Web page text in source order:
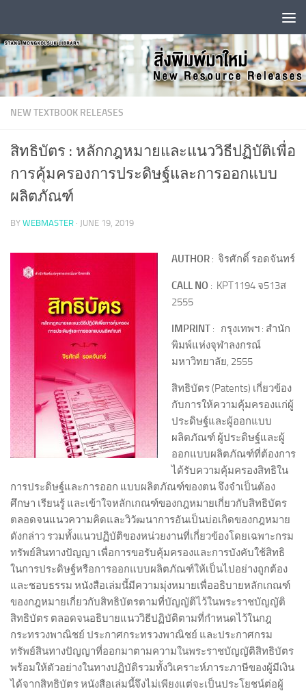
NEW TEXTBOOK RELEASES
สิทธิบัตร : หลักกฎหมายและแนววิธีปฏิบัติเพื่อ
การคุ้มครองการประดิษฐ์และการออกแบบ
ผลิตภัณฑ์
BY WEBMASTER · JUNE 19, 2019
AUTHOR : จิรศักดิ์ รอดจันทร์
CALL NO : KPT1194 จ513ส
2555
IMPRINT : กรุงเทพฯ : สำนัก
พิมพ์แห่งจุฬาลงกรณ์
มหาวิทยาลัย, 2555
สิทธิบัตร (Patents) เกี่ยวข้อง
กับการให้ความคุ้มครองแก่ผู้
ประดิษฐ์และผู้ออกแบบ
ผลิตภัณฑ์ ผู้ประดิษฐ์และผู้
ออกแบบผลิตภัณฑ์ที่ต้องการ
ได้รับความคุ้มครองสิทธิใน
การประดิษฐ์และการออก แบบผลิตภัณฑ์ของตน จึงจำเป็นต้อง
ศึกษา เรียนรู้ และเข้าใจหลักเกณฑ์ของกฎหมายเกี่ยวกับสิทธิบัตร
ตลอดจนแนวความคิดและวิวัฒนาการอันเป็นบ่อเกิดของกฎหมาย
ดังกล่าว รวมทั้งแนวปฏิบัติของหน่วยงานที่เกี่ยวข้องโดยเฉพาะกรม
ทรัพย์สินทางปัญญา เพื่อการขอรับคุ้มครองและการบังคับใช้สิทธิ
ในการประดิษฐ์หรือการออกแบบผลิตภัณฑ์ให้เป็นไปอย่างถูกต้อง
และชอบธรรม หนังสือเล่มนี้มีความมุ่งหมายเพื่ออธิบายหลักเกณฑ์
ของกฎหมายเกี่ยวกับสิทธิบัตรตามที่บัญญัติไว้ในพระราชบัญญัติ
สิทธิบัตร ตลอดจนอธิบายแนววิธีปฏิบัติตามที่กำหนดไว้ในกฎ
กระทรวงพาณิชย์ ประกาศกระทรวงพาณิชย์ และประกาศกรม
ทรัพย์สินทางปัญญาที่ออกมาตามความในพระราชบัญญัติสิทธิบัตร
พร้อมให้ตัวอย่างในทางปฏิบัติรวมทั้งวิเคราะห์ภาระภาษีของผู้มีเงิน
ได้จากสิทธิบัตร หนังสือเล่มนี้จึงไม่เพียงแต่จะเป็นประโยชน์ต่อผู้